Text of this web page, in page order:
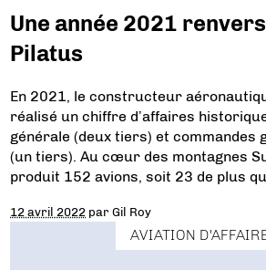
Une année 2021
Pilatus
En 2021, le constructeur
réalisé un chiffre d’affaires
générale (deux tiers) et commandes
(un tiers). Au cœur des montagnes
produit 152 avions, soit 23 de plus
12 avril 2022 parGil Roy
AVIATION